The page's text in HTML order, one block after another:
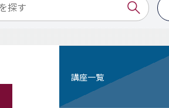
講座一覧